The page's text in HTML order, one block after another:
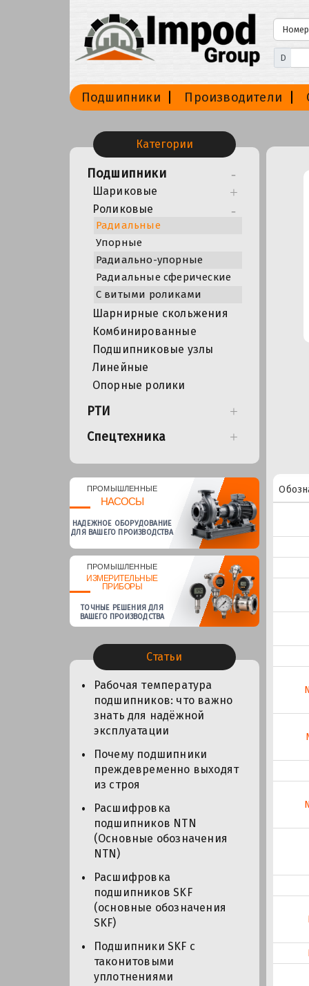
D
Подшипники Производители
Категории
Подшипники
Шариковые
Роликовые
Радиальные
Упорные
Радиально-упорные
Радиальные сферические
С витыми роликами
Шарнирные скольжения
Комбинированные
Подшипниковые узлы
Линейные
Опорные ролики
РТИ
Спецтехника
ПРОМЫШЛЕННЫЕ
НАСОСЫ
НАДЕЖНОЕ ОБОРУДОВАНИЕ
ДЛЯ ВАШЕГО ПРОИЗВОДСТВА
ПРОМЫШЛЕННЫЕ
ИЗМЕРИТЕЛЬНЫЕ
ПРИБОРЫ
ТОЧНЫЕ РЕШЕНИЯ ДЛЯ
ВАШЕГО ПРОИЗВОДСТВА
Статьи
Рабочая температура
подшипников: что важно
знать для надёжной
эксплуатации
Почему подшипники
преждевременно выходят
из строя
Расшифровка
подшипников NTN
(Основные обозначения
NTN)
Расшифровка
подшипников SKF
(основные обозначения
SKF)
Подшипники SKF с
таконитовыми
уплотнениями